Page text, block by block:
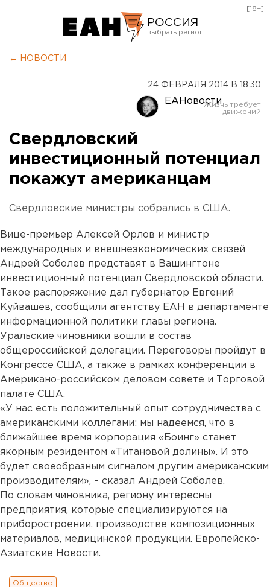
РОССИЯ
Оренбург
[18+]
← НОВОСТИ
24 ФЕВРАЛЯ 2014 В 18:30
ЕАНовости
Свердловский
инвестиционный потенциал
покажут американцам
Свердловские министры собрались в США.
Вице-премьер Алексей Орлов и министр
международных и внешнеэкономических связей
Андрей Соболев представят в Вашингтоне
инвестиционный потенциал Свердловской области.
Такое распоряжение дал губернатор Евгений
Куйвашев, сообщили агентству ЕАН в департаменте
информационной политики главы региона.
Уральские чиновники вошли в состав
общероссийской делегации. Переговоры пройдут в
Конгрессе США, а также в рамках конференции в
Американо-российском деловом совете и Торговой
палате США.
«У нас есть положительный опыт сотрудничества с
американскими коллегами: мы надеемся, что в
ближайшее время корпорация «Боинг» станет
якорным резидентом «Титановой долины». И это
будет своеобразным сигналом другим американским
производителям», – сказал Андрей Соболев.
По словам чиновника, региону интересны
предприятия, которые специализируются на
приборостроении, производстве композиционных
материалов, медицинской продукции. Европейско-
Азиатские Новости.
Общество